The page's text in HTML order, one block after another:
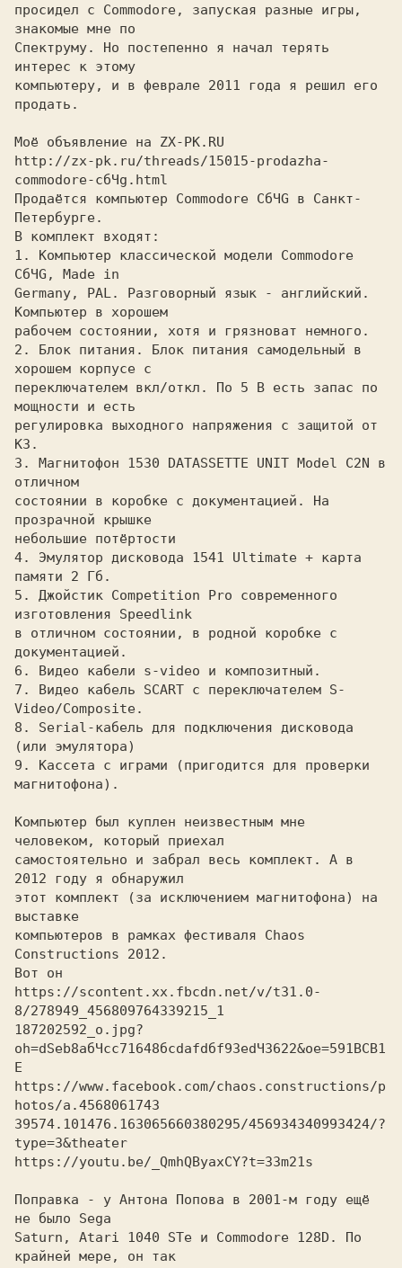
просидел с Commodore, запуская разные игры,
знакомые мне по
Спектруму. Но постепенно я начал терять
интерес к этому
компьютеру, и в феврале 2011 года я решил его
продать.
Моё объявление на ZX-PK.RU
http://zx-pk.ru/threads/15015-prodazha-
commodore-cбЧg.html
Продаётся компьютер Commodore CбЧG в Санкт-
Петербурге.
В комплект входят:
1. Компьютер классической модели Commodore
CбЧG, Made in
Germany, PAL. Разговорный язык - английский.
Компьютер в хорошем
рабочем состоянии, хотя и грязноват немного.
2. Блок питания. Блок питания самодельный в
хорошем корпусе с
переключателем вкл/откл. По 5 В есть запас по
мощности и есть
регулировка выходного напряжения с защитой от
КЗ.
3. Магнитофон 1530 DATASSETTE UNIT Model C2N в
отличном
состоянии в коробке с документацией. На
прозрачной крышке
небольшие потёртости
4. Эмулятор дисковода 1541 Ultimate + карта
памяти 2 Гб.
5. Джойстик Competition Pro современного
изготовления Speedlink
в отличном состоянии, в родной коробке с
документацией.
6. Видео кабели s-video и композитный.
7. Видео кабель SCART с переключателем S-
Video/Composite.
8. Serial-кабель для подключения дисковода
(или эмулятора)
9. Кассета с играми (пригодится для проверки
магнитофона).
Компьютер был куплен неизвестным мне
человеком, который приехал
самостоятельно и забрал весь комплект. А в
2012 году я обнаружил
этот комплект (за исключением магнитофона) на
выставке
компьютеров в рамках фестиваля Chaos
Constructions 2012.
Вот он
https://scontent.xx.fbcdn.net/v/t31.0-
8/278949_456809764339215_1
187202592_o.jpg?
oh=dSeb8aбЧcc71648бcdafdбf9ЗedЧЗ622&oe=591BCB1
E
https://www.facebook.com/chaos.constructions/p
hotos/a.4568061743
39574.101476.163065660380295/456934340993424/?
type=3&theater
https://youtu.be/_QmhQByaxCY?t=33m21s
Поправка - у Антона Попова в 2001-м году ещё
не было Sega
Saturn, Atari 1040 STe и Commodore 128D. По
крайней мере, он так